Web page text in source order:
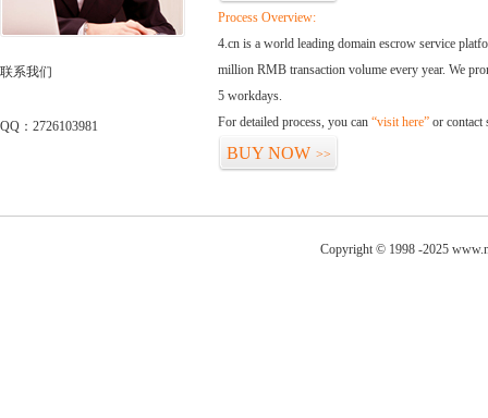
联系我们
QQ：2726103981
Process Overview:
4.cn is a world leading domain escrow service
million RMB transaction volume every year. We
5 workdays.
For detailed process, you can “visit here” or contact
BUY NOW >>
Copyright © 1998 -2025